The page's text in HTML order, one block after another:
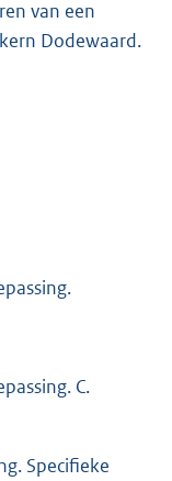
van een
Dodewaard.
C.
Specifieke